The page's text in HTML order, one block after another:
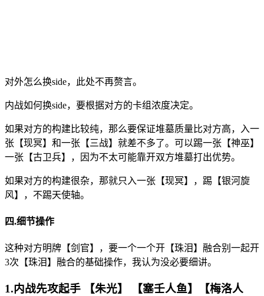
对外怎么换side，此处不再赘言。
内战如何换side，要根据对方的卡组浓度决定。
如果对方的构建比较纯，那么要保证堆墓质量比对方高，入一
张【现冥】和一张【三战】就差不多了。可以踢一张【神巫】
一张【古卫兵】，因为不太可能靠开双方堆墓打出优势。
如果对方的构建很杂，那就只入一张【现冥】，踢【银河旋
风】，不踢天使轴。
四.细节操作
这种对方明牌【剑官】，要一个一个开【珠泪】融合别一起开
3次【珠泪】融合的基础操作，我认为没必要细讲。
1.内战先攻起手 【朱光】 【塞壬人鱼】【梅洛人